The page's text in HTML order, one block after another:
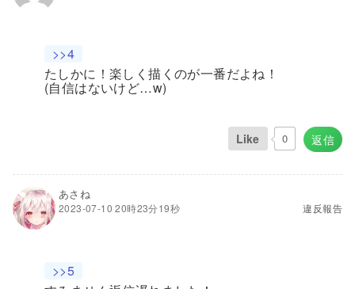
>>4
たしかに！楽しく描くのが一番だよね！
(自信はないけど…w)
返信
Like 0
あさね
2023-07-10 20時23分19秒 違反報告
>>5